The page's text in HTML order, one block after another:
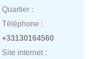
Quartier :
Téléphone :
+33130164560
Site internet :